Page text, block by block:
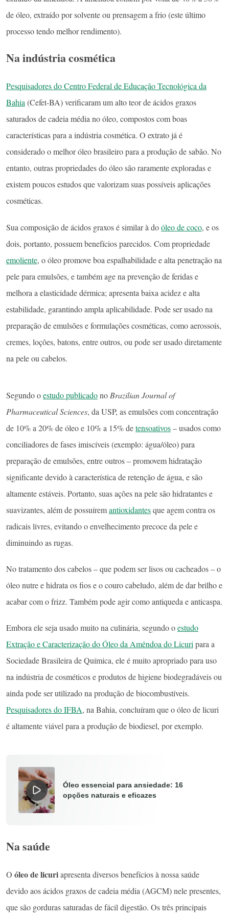
de óleo, extraído por solvente ou prensagem a frio (este último
processo tendo melhor rendimento).
Na indústria cosmética
Pesquisadores do Centro Federal de Educação Tecnológica da
Bahia(Cefet-BA) verificaram um alto teor de ácidos graxos
saturados de cadeia média no óleo, compostos com boas
características para a indústria cosmética. O extrato já é
considerado o melhor óleo brasileiro para a produção de sabão. No
entanto, outras propriedades do óleo são raramente exploradas e
existem poucos estudos que valorizam suas possíveis aplicações
cosméticas.
Sua composição de ácidos graxos é similar à doóleo de coco, e os
dois, portanto, possuem benefícios parecidos. Com propriedade
emoliente, o óleo promove boa espalhabilidade e alta penetração na
pele para emulsões, e também age na prevenção de feridas e
melhora a elasticidade dérmica; apresenta baixa acidez e alta
estabilidade, garantindo ampla aplicabilidade. Pode ser usado na
preparação de emulsões e formulações cosméticas, como aerossois,
cremes, loções, batons, entre outros, ou pode ser usado diretamente
na pele ou cabelos.
Segundo oestudo publicadono Brazilian Journal of
Pharmaceutical Sciences, da USP, as emulsões com concentração
de 10% a 20% de óleo e 10% a 15% detensoativos– usados como
conciliadores de fases imiscíveis (exemplo: água/óleo) para
preparação de emulsões, entre outros – promovem hidratação
significante devido à característica de retenção de água, e são
altamente estáveis. Portanto, suas ações na pele são hidratantes e
suavizantes, além de possuíremantioxidantesque agem contra os
radicais livres, evitando o envelhecimento precoce da pele e
diminuindo as rugas.
No tratamento dos cabelos – que podem ser lisos ou cacheados – o
óleo nutre e hidrata os fios e o couro cabeludo, além de dar brilho e
acabar com o frizz. Também pode agir como antiqueda e anticaspa.
Embora ele seja usado muito na culinária, segundo oestudo
Extração e Caracterização do Óleo da Amêndoa do Licuri para a
Sociedade Brasileira de Química, ele é muito apropriado para uso
na indústria de cosméticos e produtos de higiene biodegradáveis ou
ainda pode ser utilizado na produção de biocombustíveis.
Pesquisadores do IFBA, na Bahia, concluíram que o óleo de licuri
é altamente viável para a produção de biodiesel, por exemplo.
Óleo essencial para ansiedade: 16
opções naturais e eficazes
Na saúde
O óleo de licuriapresenta diversos benefícios à nossa saúde
devido aos ácidos graxos de cadeia média (AGCM) nele presentes,
que são gorduras saturadas de fácil digestão. Os três principais